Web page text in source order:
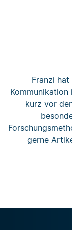
Franzi
Kommunikation
kurz vor
gerne